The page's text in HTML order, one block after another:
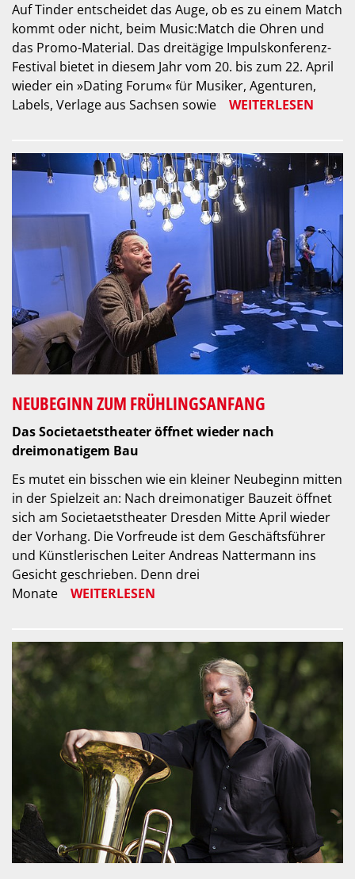
Auf Tinder entscheidet das Auge, ob es zu einem Match
kommt oder nicht, beim Music:Match die Ohren und
das Promo-Material. Das dreitägige Impulskonferenz-
Festival bietet in diesem Jahr vom 20. bis zum 22. April
wieder ein »Dating Forum« für Musiker, Agenturen,
Labels, Verlage aus Sachsen sowie
WEITERLESEN
NEUBEGINN ZUM FRÜHLINGSANFANG
Das Societaetstheater öffnet wieder nach
dreimonatigem Bau
Es mutet ein bisschen wie ein kleiner Neubeginn mitten
in der Spielzeit an: Nach dreimonatiger Bauzeit öffnet
sich am Societaetstheater Dresden Mitte April wieder
der Vorhang. Die Vorfreude ist dem Geschäftsführer
und Künstlerischen Leiter Andreas Nattermann ins
Gesicht geschrieben. Denn drei
Monate
WEITERLESEN